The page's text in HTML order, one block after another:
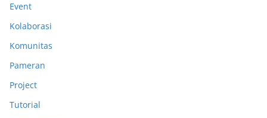
Event
Kolaborasi
Komunitas
Pameran
Project
Tutorial